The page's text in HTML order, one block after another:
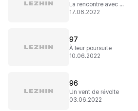
La rencontre avec Sarali
17.06.2022
97
À leur poursuite
10.06.2022
96
Un vent de révolte
03.06.2022